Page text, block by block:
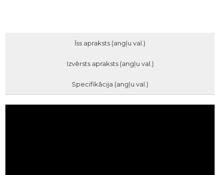
Īss apraksts (angļu val.)
Izvērsts apraksts (angļu val.)
Specifikācija (angļu val.)